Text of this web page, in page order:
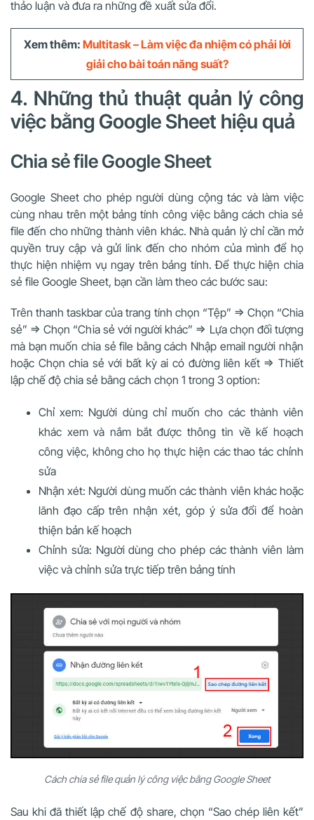
thảo luận và đưa ra những đề xuất sửa đổi.
Xem thêm: Multitask – Làm việc đa nhiệm có phải lời
giải cho bài toán năng suất?
4. Những thủ thuật quản lý công
việc bằng Google Sheet hiệu quả
Chia sẻ file Google Sheet
Google Sheet cho phép người dùng cộng tác và làm việc
cùng nhau trên một bảng tính công việc bằng cách chia sẻ
file đến cho những thành viên khác. Nhà quản lý chỉ cần mở
quyền truy cập và gửi link đến cho nhóm của mình để họ
thực hiện nhiệm vụ ngay trên bảng tính. Để thực hiện chia
sẻ file Google Sheet, bạn cần làm theo các bước sau:
Trên thanh taskbar của trang tính chọn “Tệp” => Chọn “Chia
sẻ” => Chọn “Chia sẻ với người khác” => Lựa chọn đối tượng
mà bạn muốn chia sẻ file bằng cách Nhập email người nhận
hoặc Chọn chia sẻ với bất kỳ ai có đường liên kết => Thiết
lập chế độ chia sẻ bằng cách chọn 1 trong 3 option:
Chỉ xem: Người dùng chỉ muốn cho các thành viên
khác xem và nắm bắt được thông tin về kế hoạch
công việc, không cho họ thực hiện các thao tác chỉnh
sửa
Nhận xét: Người dùng muốn các thành viên khác hoặc
lãnh đạo cấp trên nhận xét, góp ý sửa đổi để hoàn
thiện bản kế hoạch
Chỉnh sửa: Người dùng cho phép các thành viên làm
việc và chỉnh sửa trực tiếp trên bảng tính
Cách chia sẻ file quản lý công việc bằng Google Sheet
Sau khi đã thiết lập chế độ share, chọn “Sao chép liên kết”